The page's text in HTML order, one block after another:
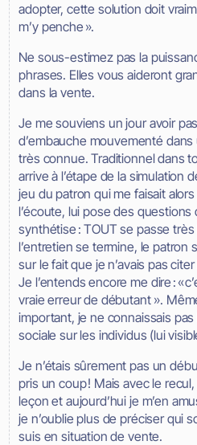
adopter, cette solution doit
m’y penche ».
Ne sous-estimez pas la
phrases. Elles vous aideront
dans la vente.
Je me souviens un jour avoir
d’embauche mouvementé
très connue. Traditionnel dans
arrive à l’étape de la simulation
jeu du patron qui me faisait
l’écoute, lui pose des questions
synthétise : TOUT se passe
l’entretien se termine, le patron
sur le fait que je n’avais pas
Je l’entends encore me dire : «
vraie erreur de débutant ».
important, je ne connaissais
sociale sur les individus (lui
Je n’étais sûrement pas un
pris un coup ! Mais avec le
leçon et aujourd’hui je m’en
je n’oublie plus de préciser qui
suis en situation de vente.